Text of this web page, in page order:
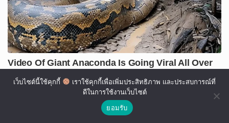
เว็บไซต์นี้ใช้คุกกี้
เราใช้คุกกี้เพื่อเพิ่มประสิทธิภาพ และประสบการณ์ที่
ดีในการใช้งานเว็บไซต์
ยอมรับ